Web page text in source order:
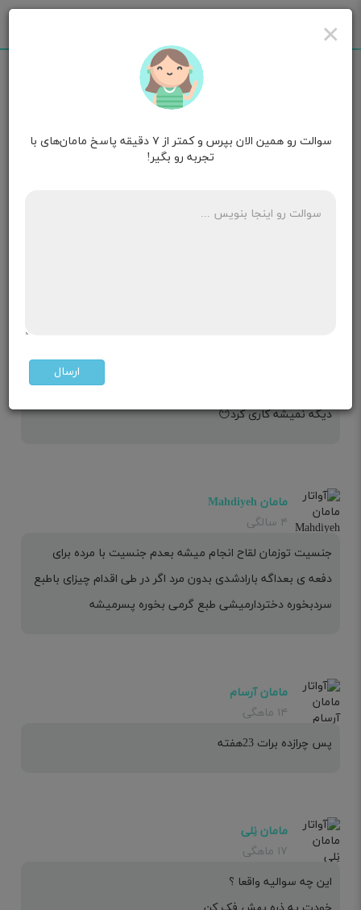
مامان مامان پرتقال ۱۵ ماهگی
باشه الان میشه در تغییر جنسیت دخالت کرد؟؟
دیگه نمیشه کاری کرد😶
مامان Mahdiyeh
۴ سالگی
جنسیت توزمان لقاح انجام میشه بعدم جنسیت با مرده برای
دفعه ی بعداگه بارادشدی بدون مرد اگر در طی اقدام چیزای باطبع
سردبخوره دختردارمیشی طبع گرمی بخوره پسرمیشه
مامان آرسام
۱۴ ماهگی
پس چرازده برات 23هفته
مامان نِلی
۱۷ ماهگی
این چه سوالیه واقعا ؟
×
سوالت رو همین الان بپرس و کمتر از ۷ دقیقه پاسخ مامان‌های با
تجربه رو بگیر!
ارسال